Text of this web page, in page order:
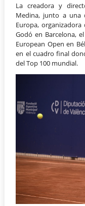
La creadora y
Medina, junto a una
Europa,
Godó en Barcelona,
European Open en
en el cuadro final
del Top 100 mundial.